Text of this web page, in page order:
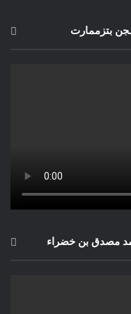
بتزممارت
مصدق بن خضراء